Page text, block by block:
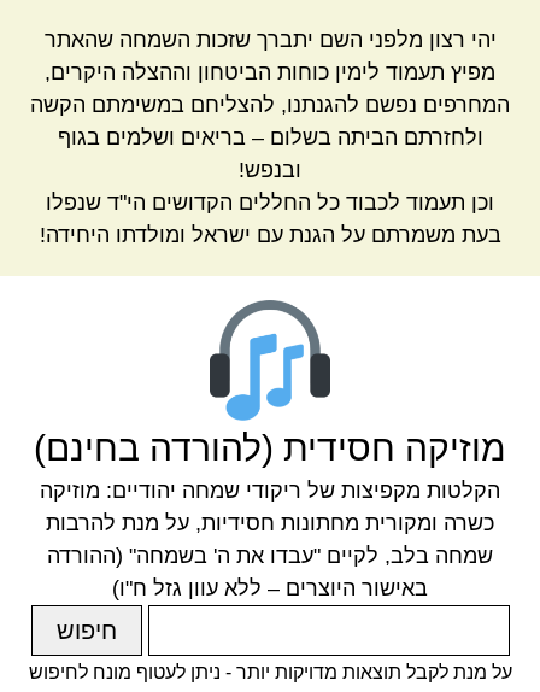
יהי רצון מלפני השם יתברך שזכות השמחה שהאתר
מפיץ תעמוד לימין כוחות הביטחון וההצלה היקרים,
המחרפים נפשם להגנתנו, להצליחם במשימתם הקשה
ולחזרתם הביתה בשלום – בריאים ושלמים בגוף
ובנפש!
וכן תעמוד לכבוד כל החללים הקדושים הי"ד שנפלו
בעת משמרתם על הגנת עם ישראל ומולדתו היחידה!
מוזיקה חסידית (להורדה בחינם)
הקלטות מקפיצות של ריקודי שמחה יהודיים: מוזיקה
כשרה ומקורית מחתונות חסידיות, על מנת להרבות
שמחה בלב, לקיים "עבדו את ה' בשמחה" (ההורדה
באישור היוצרים – ללא עוון גזל ח"ו)
על מנת לקבל תוצאות מדויקות יותר - ניתן לעטוף מונח לחיפוש